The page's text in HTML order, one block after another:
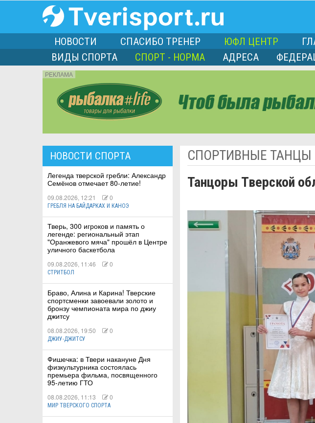
НОВОСТИ СПАСИБО ТРЕНЕР ЮФЛ ЦЕНТР
ВИДЫ СПОРТА
СПОРТ - НОРМА АДРЕСА
РЕКЛАМА
НОВОСТИ СПОРТА
Легенда тверской гребли: Александр
Семёнов отмечает 80-летие!
09.08.2026, 12:21 0
ГРЕБЛЯ НА БАЙДАРКАХ И КАНОЭ
Тверь, 300 игроков и память о
легенде: региональный этап
"Оранжевого мяча" прошёл в Центре
уличного баскетбола
09.08.2026, 11:46 0
СТРИТБОЛ
Браво, Алина и Карина! Тверские
спортсменки завоевали золото и
бронзу чемпионата мира по джиу
джитсу
08.08.2026, 19:50 0
ДЖИУ-ДЖИТСУ
Фишечка: в Твери накануне Дня
физкультурника состоялась
премьера фильма, посвященного
95-летию ГТО
08.08.2026, 11:13 0
МИР ТВЕРСКОГО СПОРТА
СПОРТИВНЫЕ ТАНЦЫ
Танцоры Тверской